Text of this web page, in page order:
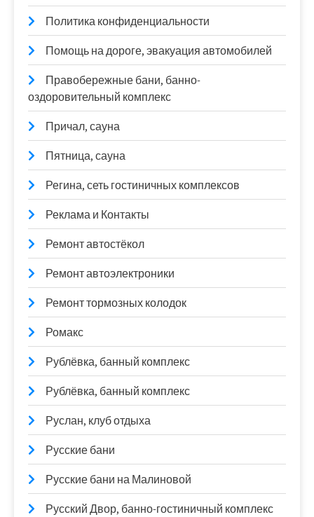
Политика конфиденциальности
Помощь на дороге, эвакуация автомобилей
Правобережные бани, банно-
оздоровительный комплекс
Причал, сауна
Пятница, сауна
Регина, сеть гостиничных комплексов
Реклама и Контакты
Ремонт автостёкол
Ремонт автоэлектроники
Ремонт тормозных колодок
Ромакс
Рублёвка, банный комплекс
Рублёвка, банный комплекс
Руслан, клуб отдыха
Русские бани
Русские бани на Малиновой
Русский Двор, банно-гостиничный комплекс